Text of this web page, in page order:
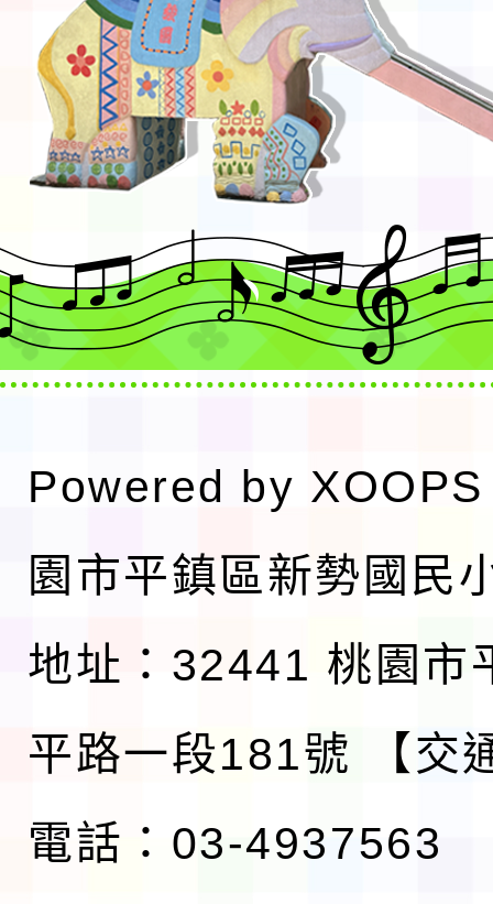
Powered by XOOPS
園市平鎮區新勢國民
地址：32441 桃園市
平路一段181號
【交
電話：03-4937563